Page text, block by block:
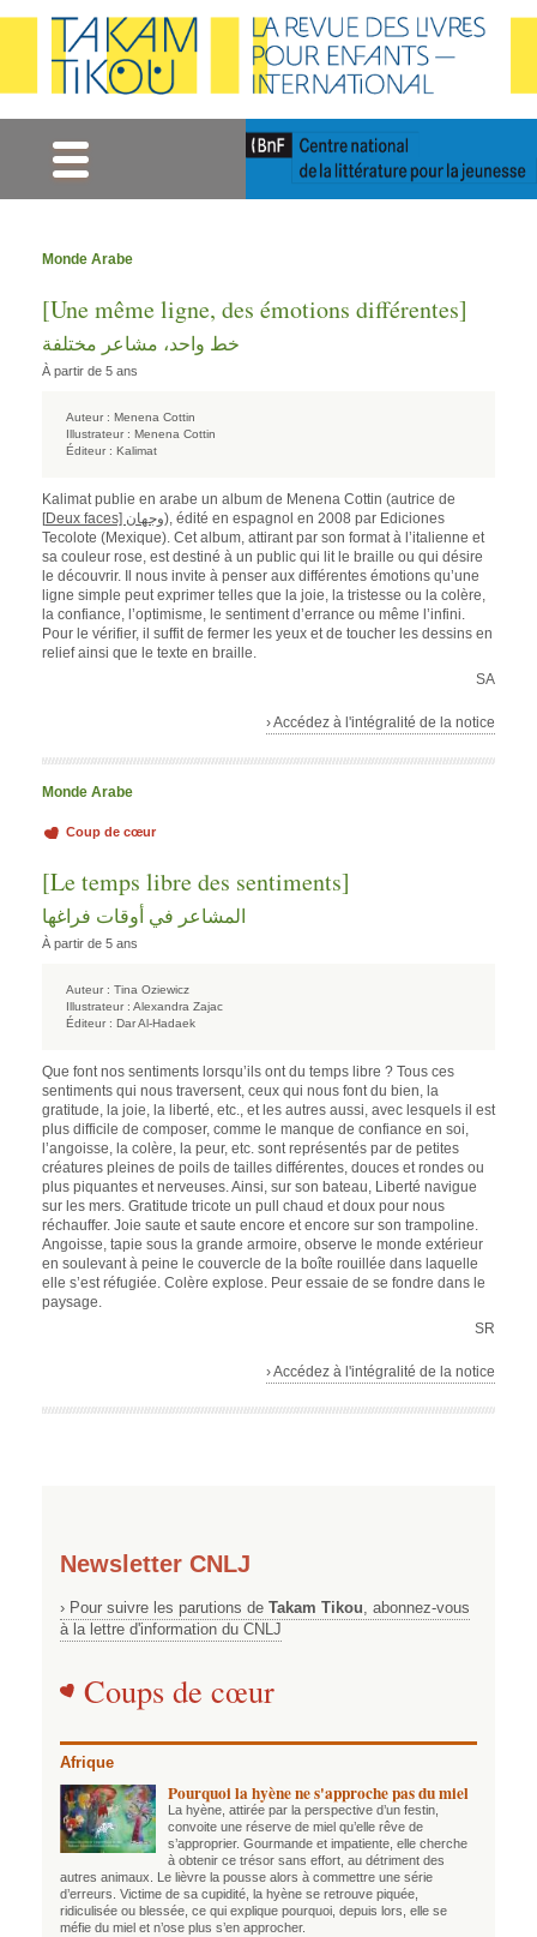
Monde Arabe
[Une même ligne, des émotions différentes]
خط واحد، مشاعر مختلفة
À partir de 5 ans
Auteur : Menena Cottin
Illustrateur : Menena Cottin
Éditeur : Kalimat
Kalimat publie en arabe un album de Menena Cottin (autrice de
[
Deux faces] وجهان), édité en espagnol en 2008 par Ediciones
Tecolote (Mexique). Cet album, attirant par son format à l’italienne et
sa couleur rose, est destiné à un public qui lit le braille ou qui désire
le découvrir. Il nous invite à penser aux différentes émotions qu’une
ligne simple peut exprimer telles que la joie, la tristesse ou la colère,
la confiance, l’optimisme, le sentiment d’errance ou même l’infini.
Pour le vérifier, il suffit de fermer les yeux et de toucher les dessins en
relief ainsi que le texte en braille.
SA
› Accédez à l'intégralité de la notice
Monde Arabe
Coup de cœur
[Le temps libre des sentiments]
المشاعر في أوقات فراغها
À partir de 5 ans
Auteur : Tina Oziewicz
Illustrateur : Alexandra Zajac
Éditeur : Dar Al-Hadaek
Que font nos sentiments lorsqu’ils ont du temps libre ? Tous ces
sentiments qui nous traversent, ceux qui nous font du bien, la
gratitude, la joie, la liberté, etc., et les autres aussi, avec lesquels il est
plus difficile de composer, comme le manque de confiance en soi,
l’angoisse, la colère, la peur, etc. sont représentés par de petites
créatures pleines de poils de tailles différentes, douces et rondes ou
plus piquantes et nerveuses. Ainsi, sur son bateau, Liberté navigue
sur les mers. Gratitude tricote un pull chaud et doux pour nous
réchauffer. Joie saute et saute encore et encore sur son trampoline.
Angoisse, tapie sous la grande armoire, observe le monde extérieur
en soulevant à peine le couvercle de la boîte rouillée dans laquelle
elle s’est réfugiée. Colère explose. Peur essaie de se fondre dans le
paysage.
SR
› Accédez à l'intégralité de la notice
Newsletter CNLJ
› Pour suivre les parutions de Takam Tikou, abonnez-vous
à la lettre d'information du CNLJ
Coups de cœur
Afrique
Pourquoi la hyène ne s'approche pas du miel
La hyène, attirée par la perspective d’un festin,
convoite une réserve de miel qu’elle rêve de
s’approprier. Gourmande et impatiente, elle cherche
à obtenir ce trésor sans effort, au détriment des
autres animaux. Le lièvre la pousse alors à commettre une série
d’erreurs. Victime de sa cupidité, la hyène se retrouve piquée,
ridiculisée ou blessée, ce qui explique pourquoi, depuis lors, elle se
méfie du miel et n’ose plus s’en approcher.